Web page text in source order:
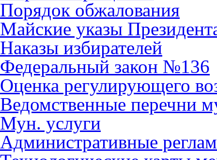
Порядок обжалования
Майские указы
Наказы избирателей
Федеральный закон №136
Оценка регулирующего
Ведомственные перечни
Мун. услуги
Административные